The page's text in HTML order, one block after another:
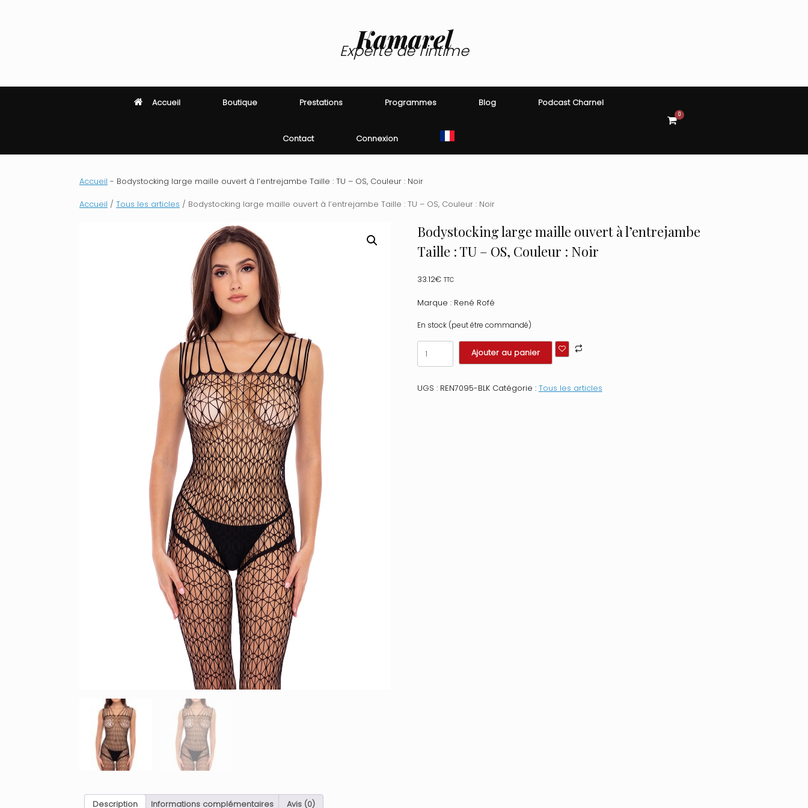
Kamarel
Experte de l'intime
Accueil Boutique Prestations Programmes Blog Podcast Charnel
Contact Connexion
View
shopping
0
Accueil - Bodystocking large maille ouvert à l’entrejambe Taille : TU – OS, Couleur : Noir
Accueil / Tous les articles / Bodystocking large maille ouvert à l’entrejambe Taille : TU – OS, Couleur : Noir
Bodystocking large maille ouvert à l’entrejambe
Taille : TU – OS, Couleur : Noir
33.12€ TTC
Marque : René Rofé
En stock (peut être commandé)
quantité
de
Bodystocking
maille
Ajouter au panier
UGS : REN7095-BLK Catégorie : Tous les articles
Description Informations complémentaires Avis (0)